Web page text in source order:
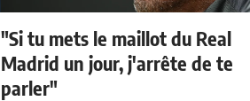
"Si tu mets le maillot du Real
Madrid un jour, j'arrête de te
parler"